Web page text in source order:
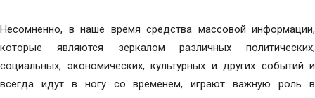
Несомненно, в наше время средства массовой информации,
которые являются зеркалом различных политических,
социальных, экономических, культурных и других событий и
всегда идут в ногу со временем, играют важную роль в